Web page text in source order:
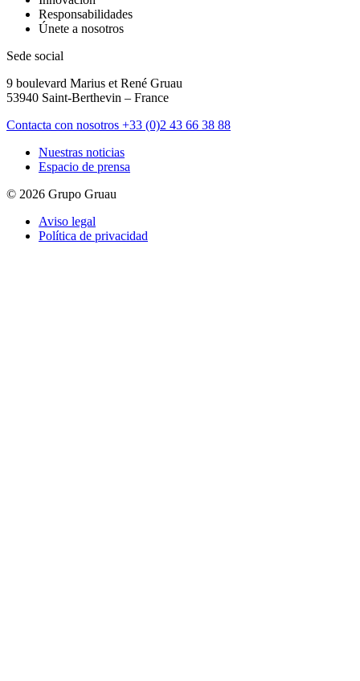
Responsabilidades
Únete a nosotros
Sede social
9 boulevard Marius et René Gruau
53940 Saint-Berthevin – France
Contacta con nosotros +33 (0)2 43 66 38 88
Nuestras noticias
Espacio de prensa
© 2026 Grupo Gruau
Aviso legal
Política de privacidad